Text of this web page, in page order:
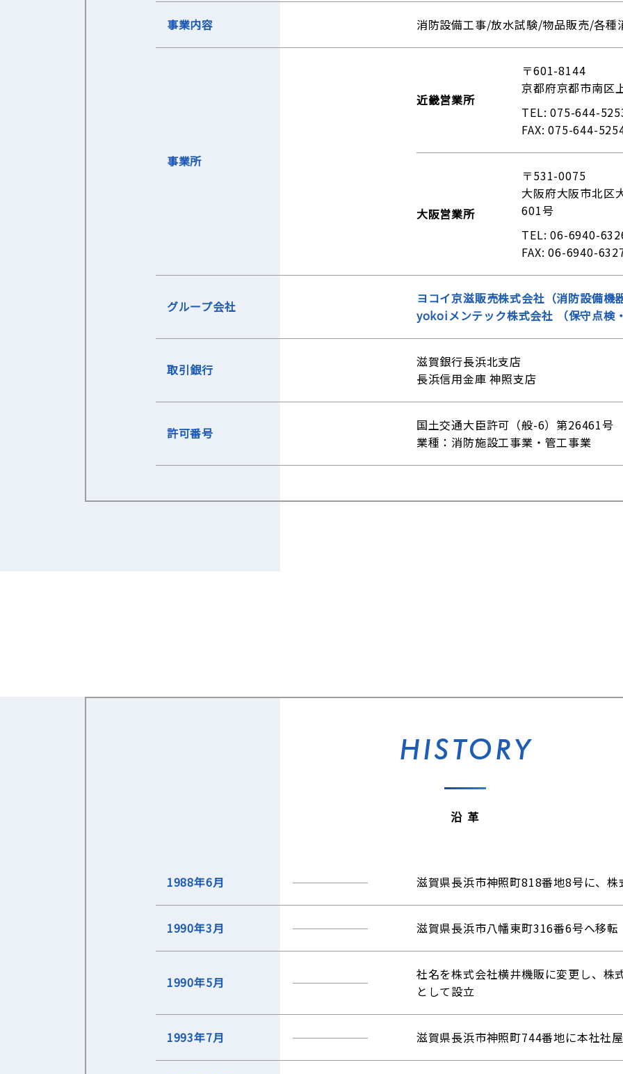
事業内容 消防設備工事/放水試験/物品販売/各種
事業所
近畿営業所
〒601-8144
京都府京都市南区
TEL: 075-644-
FAX: 075-644-
大阪営業所
〒531-0075
大阪府大阪市北区
601号
TEL: 06-6940-
FAX: 06-6940-
グループ会社
ヨコイ京滋販売株式会社（消防設備機
yokoiメンテック株式会社 （保守点検
取引銀行
滋賀銀行長浜北支店
長浜信用金庫 神照支店
許可番号
国土交通大臣許可（般-6）第26461号
業種：消防施設工事業・管工事業
HISTORY
沿革
1988年6月 滋賀県長浜市神照町818番地8号に、
1990年3月 滋賀県長浜市八幡東町316番6号へ移転
1990年5月
社名を株式会社横井機販に変更し、株
として設立
1993年7月 滋賀県長浜市神照町744番地に本社社